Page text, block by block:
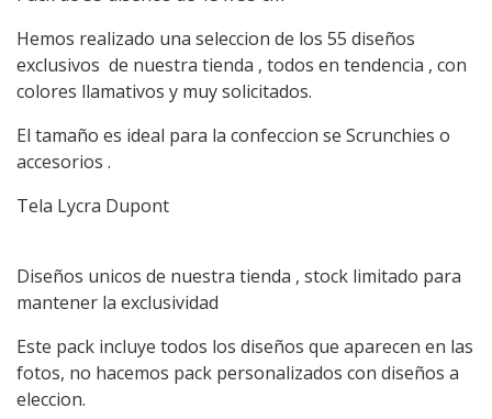
Hemos realizado una seleccion de los 55 diseños
exclusivos de nuestra tienda , todos en tendencia , con
colores llamativos y muy solicitados.
El tamaño es ideal para la confeccion se Scrunchies o
accesorios .
Tela Lycra Dupont
Diseños unicos de nuestra tienda , stock limitado para
mantener la exclusividad
Este pack incluye todos los diseños que aparecen en las
fotos, no hacemos pack personalizados con diseños a
eleccion.